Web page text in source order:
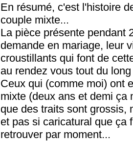
En résumé, c'est l'histoire
couple mixte...
La pièce présente pendant
demande en mariage, leur
croustillants qui font de
au rendez vous tout du
Ceux qui (comme moi) ont
mixte (deux ans et demi ça
que des traits sont grossis,
et pas si caricatural que ça
retrouver par moment...